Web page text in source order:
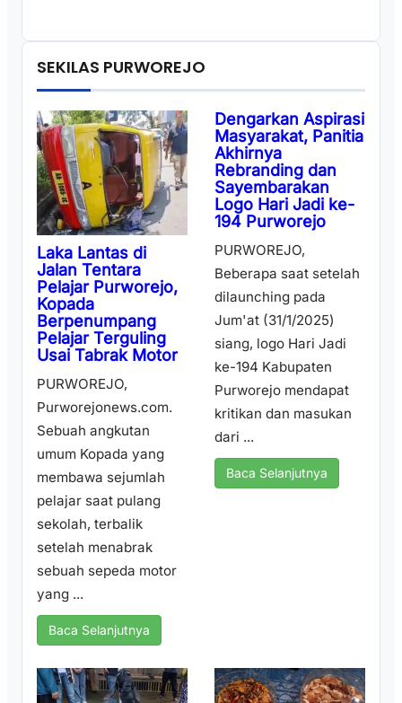
SEKILAS PURWOREJO
Laka Lantas di
Jalan Tentara
Pelajar Purworejo,
Kopada
Berpenumpang
Pelajar Terguling
Usai Tabrak Motor
PURWOREJO,
Purworejonews.com.
Sebuah angkutan
umum Kopada yang
membawa sejumlah
pelajar saat pulang
sekolah, terbalik
setelah menabrak
sebuah sepeda motor
yang ...
Baca Selanjutnya
Dengarkan Aspirasi
Masyarakat, Panitia
Akhirnya
Rebranding dan
Sayembarakan
Logo Hari Jadi ke-
194 Purworejo
PURWOREJO,
Beberapa saat setelah
dilaunching pada
Jum'at (31/1/2025)
siang, logo Hari Jadi
ke-194 Kabupaten
Purworejo mendapat
kritikan dan masukan
dari ...
Baca Selanjutnya